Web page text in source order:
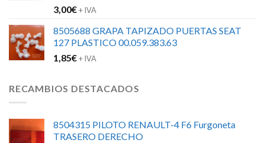
3,00€+ IVA
8505688 GRAPA TAPIZADO PUERTAS SEAT
127 PLASTICO 00.059.383.63
1,85€+ IVA
RECAMBIOS DESTACADOS
8504315 PILOTO RENAULT-4 F6 Furgoneta
TRASERO DERECHO